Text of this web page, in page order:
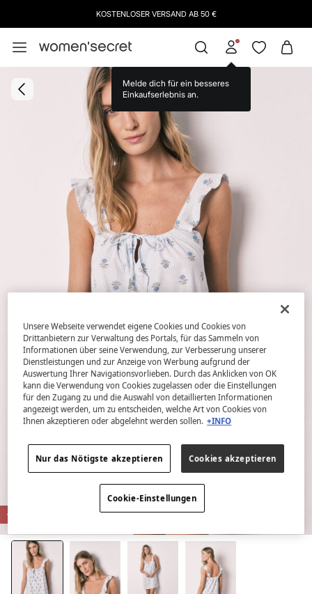
KOSTENLOSER VERSAND AB 50 €
Melde dich für ein besseres
Einkaufserlebnis an.
-80%
Unsere Webseite verwendet eigene Cookies und Cookies von
Drittanbietern zur Verwaltung des Portals, für das Sammeln von
Informationen über seine Verwendung, zur Verbesserung unserer
Dienstleistungen und zur Anzeige von Werbung aufgrund der
Auswertung Ihrer Navigationsvorlieben. Durch das Anklicken von OK
kann die Verwendung von Cookies zugelassen oder die Einstellungen
für den Zugang zu und die Auswahl von detaillierten Informationen
angezeigt werden, um zu entscheiden, welche Art von Cookies von
Ihnen akzeptieren oder abgelehnt werden sollen. +INFO
Nur das Nötigste akzeptieren Cookies akzeptieren
Cookie-Einstellungen